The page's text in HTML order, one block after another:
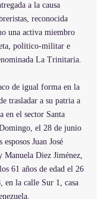
a la causa
reconocida
una activa miembro
politico-militar e
La Trinitaria.
de igual forma en la
trasladar a su patria a
en el sector Santa
el 28 de junio
Juan José
Manuela Diez Jiménez,
61 años de edad el 26
en la calle Sur 1, casa